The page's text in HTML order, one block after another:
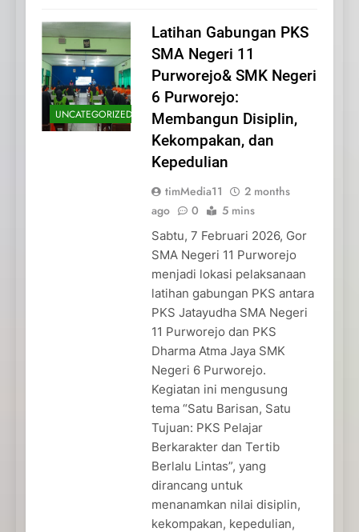
UNCATEGORIZED
Latihan Gabungan PKS
SMA Negeri 11
Purworejo& SMK Negeri
6 Purworejo:
Membangun Disiplin,
Kekompakan, dan
Kepedulian
timMedia11
2 months
ago
0 5 mins
Sabtu, 7 Februari 2026, Gor
SMA Negeri 11 Purworejo
menjadi lokasi pelaksanaan
latihan gabungan PKS antara
PKS Jatayudha SMA Negeri
11 Purworejo dan PKS
Dharma Atma Jaya SMK
Negeri 6 Purworejo.
Kegiatan ini mengusung
tema “Satu Barisan, Satu
Tujuan: PKS Pelajar
Berkarakter dan Tertib
Berlalu Lintas”, yang
dirancang untuk
menanamkan nilai disiplin,
kekompakan, kepedulian,